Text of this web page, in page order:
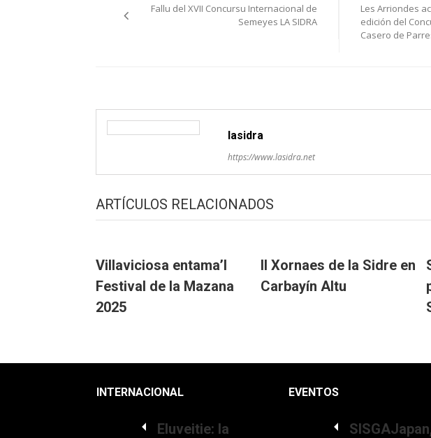
pelosFallu del XVII Concursu Internacional de
Semeyes LA SIDRA
Les Arriondes
edición del
Casero de
lasidra
https://www.lasidra.net
ARTÍCULOS RELACIONADOS
Villaviciosa entama’l
Festival de la Mazana
2025
II Xornaes de la Sidre en
Carbayín Altu
INTERNACIONAL
Eluveitie: la
EVENTOS